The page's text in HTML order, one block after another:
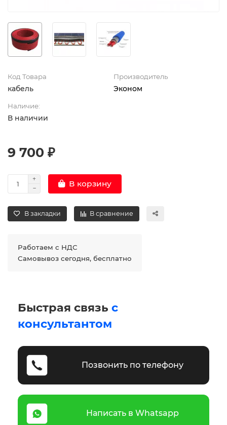
Код Товара
кабель
Производитель
Эконом
Наличие:
В наличии
9 700 ₽
В корзину
В закладки В сравнение
Работаем с НДС
Самовывоз сегодня, бесплатно
Быстрая связь с
консультантом
Позвонить по телефону
Написать в Whatsapp